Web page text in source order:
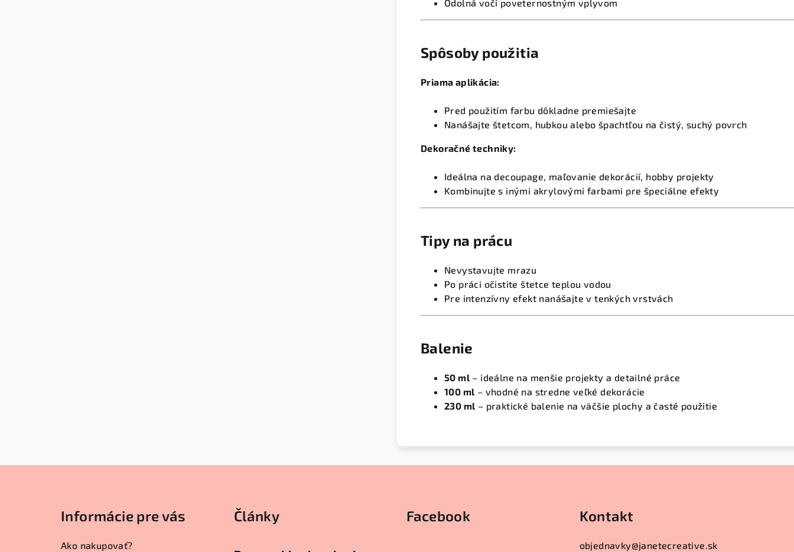
Odolná voči poveternostným vplyvom
Spôsoby použitia
Priama aplikácia:
Pred použitím farbu dôkladne premiešajte
Nanášajte štetcom, hubkou alebo špachtľou na čistý, suchý povrch
Dekoračné techniky:
Ideálna na decoupage, maľovanie dekorácií, hobby projekty
Kombinujte s inými akrylovými farbami pre špeciálne efekty
Tipy na prácu
Nevystavujte mrazu
Po práci očistite štetce teplou vodou
Pre intenzívny efekt nanášajte v tenkých vrstvách
Balenie
50 ml – ideálne na menšie projekty a detailné práce
100 ml – vhodné na stredne veľké dekorácie
230 ml – praktické balenie na väčšie plochy a časté použitie
Informácie pre vás
Ako nakupovať?
Články Facebook Kontakt
objednavky@janetecreative.sk